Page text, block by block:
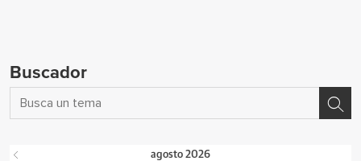
Buscador
agosto 2026